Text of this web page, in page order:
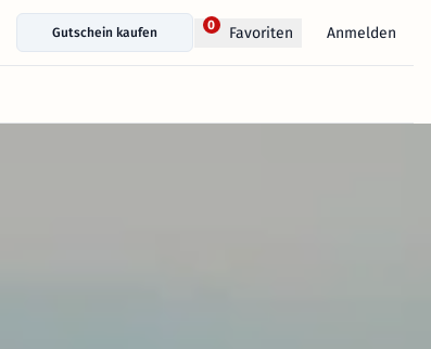
Gutschein kaufen
0 Favoriten Anmelden